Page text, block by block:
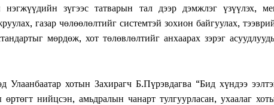
NOW
зүгээс татварын тал дээр дэмжлэг үзүүлэх,
газар чөлөөлөлтийг системтэй зохион байгуулах,
мөрдөж, хот төлөвлөлтийг анхаарах зэрэг
Улаанбаатар хотын Захирагч Б.Пүрэвдагва “Бид хүндээ
нийцсэн, амьдралын чанарт тулгуурласан, ухаалаг